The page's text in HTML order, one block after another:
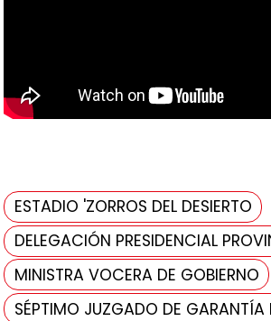
ESTADIO 'ZORROS DEL DESIERTO
DELEGACIÓN PRESIDENCIAL
MINISTRA VOCERA DE GOBIERNO
SÉPTIMO JUZGADO DE GARANTÍA